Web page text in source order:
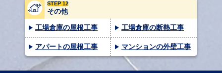
STEP 12
その他
工場倉庫の屋根工事 工場倉庫の断熱工事
アパートの屋根工事 マンションの外壁工事